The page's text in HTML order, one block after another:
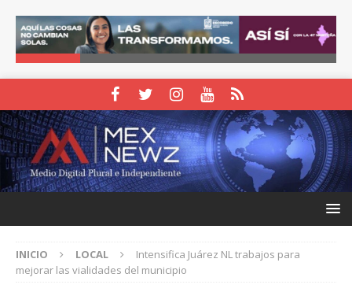
INICIO LOCAL
Intensifica Juárez NL trabajos para
mejorar las vialidades del municipio